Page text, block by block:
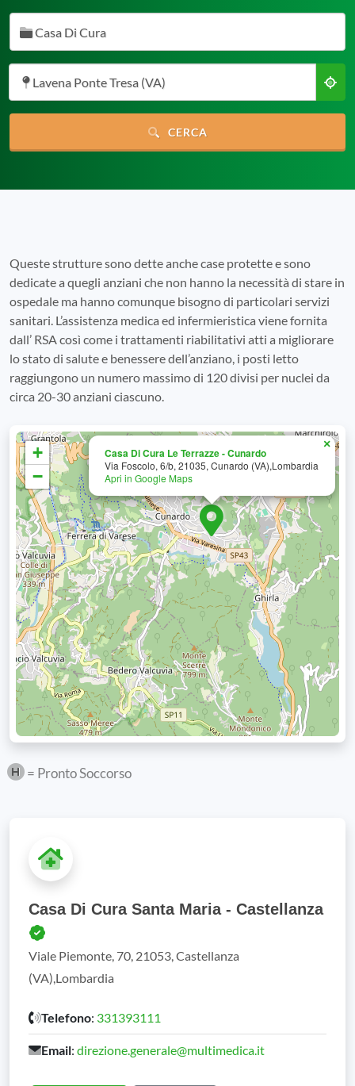
Casa Di Cura
Lavena Ponte Tresa (VA)
CERCA
Queste strutture sono dette anche case protette e sono
dedicate a quegli anziani che non hanno la necessità di stare in
ospedale ma hanno comunque bisogno di particolari servizi
sanitari. L’assistenza medica ed infermieristica viene fornita
dall’ RSA così come i trattamenti riabilitativi atti a migliorare
lo stato di salute e benessere dell’anziano, i posti letto
raggiungono un numero massimo di 120 divisi per nuclei da
circa 20-30 anziani ciascuno.
Casa Di Cura Le Terrazze - Cunardo
Via Foscolo, 6/b, 21035, Cunardo (VA),Lombardia
Apri in Google Maps
×
+
−
= Pronto Soccorso
Casa Di Cura Santa Maria - Castellanza
Viale Piemonte, 70, 21053, Castellanza
(VA),Lombardia
Telefono: 331393111
Email: direzione.generale@multimedica.it